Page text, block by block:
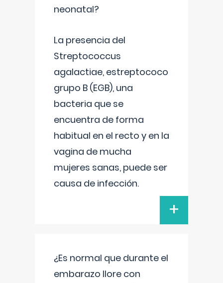
neonatal?
La presencia del
Streptococcus
agalactiae, estreptococo
grupo B (EGB), una
bacteria que se
encuentra de forma
habitual en el recto y en la
vagina de mucha
mujeres sanas, puede ser
causa de infección.
+
¿Es normal que durante el
embarazo llore con